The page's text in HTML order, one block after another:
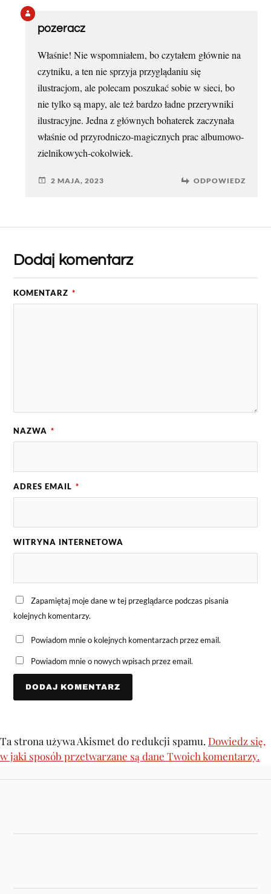
pozeracz
Właśnie! Nie wspomniałem, bo czytałem głównie na
czytniku, a ten nie sprzyja przyglądaniu się
ilustracjom, ale polecam poszukać sobie w sieci, bo
nie tylko są mapy, ale też bardzo ładne przerywniki
ilustracyjne. Jedna z głównych bohaterek zaczynała
właśnie od przyrodniczo-magicznych prac albumowo-
zielnikowych-cokolwiek.
2 MAJA, 2023 ODPOWIEDZ
Dodaj komentarz
KOMENTARZ *
NAZWA *
ADRES EMAIL *
WITRYNA INTERNETOWA
Zapamiętaj moje dane w tej przeglądarce podczas pisania
kolejnych komentarzy.
Powiadom mnie o kolejnych komentarzach przez email.
Powiadom mnie o nowych wpisach przez email.
Ta strona używa Akismet do redukcji spamu. Dowiedz się,
w jaki sposób przetwarzane są dane Twoich komentarzy.